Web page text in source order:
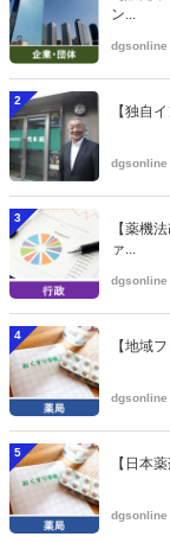
ン...
dgsonline
2
【独自
dgsonline
3
【薬機
ァ...
dgsonline
4
【地域
dgsonline
5
【日本
dgsonline